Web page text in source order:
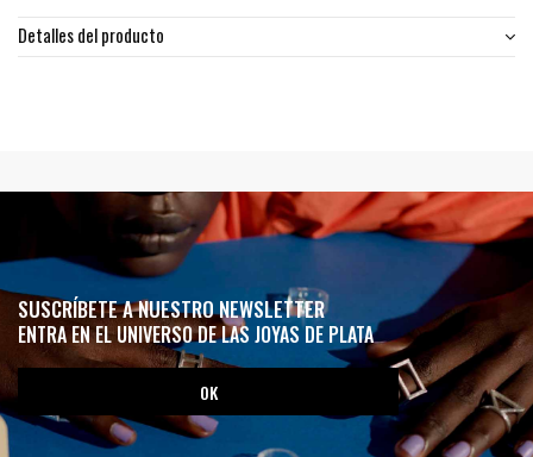
Detalles del producto
SUSCRÍBETE A NUESTRO NEWSLETTER
ENTRA EN EL UNIVERSO DE LAS JOYAS DE PLATA